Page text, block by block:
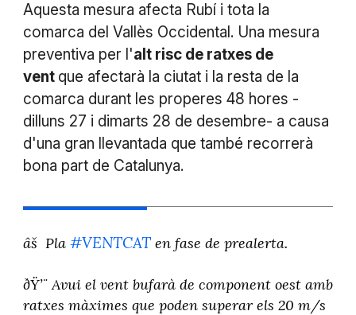
Aquesta mesura afecta Rubí i tota la
comarca del Vallès Occidental. Una mesura
preventiva per l'alt risc de ratxes de
vent que afectarà la ciutat i la resta de la
comarca durant les properes 48 hores -
dilluns 27 i dimarts 28 de desembre- a causa
d'una gran llevantada que també recorrerà
bona part de Catalunya.
âš Pla #VENTCATen fase de prealerta.
ðŸ’¨ Avui el vent bufarà de component oest amb
ratxes màximes que poden superar els 20 m/s